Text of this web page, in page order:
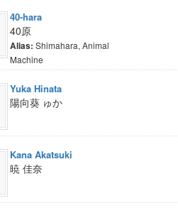
40-hara
40原
Alias: Shimahara, Animal
Machine
Yuka Hinata
陽向葵 ゅか
Kana Akatsuki
暁 佳奈